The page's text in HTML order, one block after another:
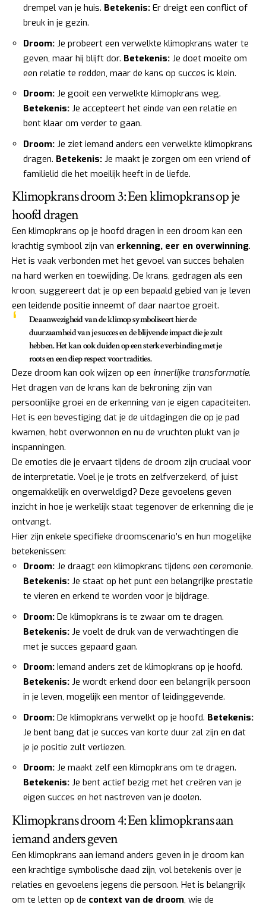
drempel van je huis. Betekenis: Er dreigt een conflict of
breuk in je gezin.
Droom: Je probeert een verwelkte klimopkrans water te
geven, maar hij blijft dor. Betekenis: Je doet moeite om
een relatie te redden, maar de kans op succes is klein.
Droom: Je gooit een verwelkte klimopkrans weg.
Betekenis: Je accepteert het einde van een relatie en
bent klaar om verder te gaan.
Droom: Je ziet iemand anders een verwelkte klimopkrans
dragen. Betekenis: Je maakt je zorgen om een vriend of
familielid die het moeilijk heeft in de liefde.
Klimopkrans droom 3: Een klimopkrans op je
hoofd dragen
Een klimopkrans op je hoofd dragen in een droom kan een
krachtig symbool zijn van erkenning, eer en overwinning.
Het is vaak verbonden met het gevoel van succes behalen
na hard werken en toewijding. De krans, gedragen als een
kroon, suggereert dat je op een bepaald gebied van je leven
een leidende positie inneemt of daar naartoe groeit.
De aanwezigheid van de klimop symboliseert hier de
duurzaamheid van je succes en de blijvende impact die je zult
hebben. Het kan ook duiden op een sterke verbinding met je
roots en een diep respect voor tradities.
Deze droom kan ook wijzen op een innerlijke transformatie.
Het dragen van de krans kan de bekroning zijn van
persoonlijke groei en de erkenning van je eigen capaciteiten.
Het is een bevestiging dat je de uitdagingen die op je pad
kwamen, hebt overwonnen en nu de vruchten plukt van je
inspanningen.
De emoties die je ervaart tijdens de droom zijn cruciaal voor
de interpretatie. Voel je je trots en zelfverzekerd, of juist
ongemakkelijk en overweldigd? Deze gevoelens geven
inzicht in hoe je werkelijk staat tegenover de erkenning die je
ontvangt.
Hier zijn enkele specifieke droomscenario’s en hun mogelijke
betekenissen:
Droom: Je draagt een klimopkrans tijdens een ceremonie.
Betekenis: Je staat op het punt een belangrijke prestatie
te vieren en erkend te worden voor je bijdrage.
Droom: De klimopkrans is te zwaar om te dragen.
Betekenis: Je voelt de druk van de verwachtingen die
met je succes gepaard gaan.
Droom: Iemand anders zet de klimopkrans op je hoofd.
Betekenis: Je wordt erkend door een belangrijk persoon
in je leven, mogelijk een mentor of leidinggevende.
Droom: De klimopkrans verwelkt op je hoofd. Betekenis:
Je bent bang dat je succes van korte duur zal zijn en dat
je je positie zult verliezen.
Droom: Je maakt zelf een klimopkrans om te dragen.
Betekenis: Je bent actief bezig met het creëren van je
eigen succes en het nastreven van je doelen.
Klimopkrans droom 4: Een klimopkrans aan
iemand anders geven
Een klimopkrans aan iemand anders geven in je droom kan
een krachtige symbolische daad zijn, vol betekenis over je
relaties en gevoelens jegens die persoon. Het is belangrijk
om te letten op de context van de droom, wie de